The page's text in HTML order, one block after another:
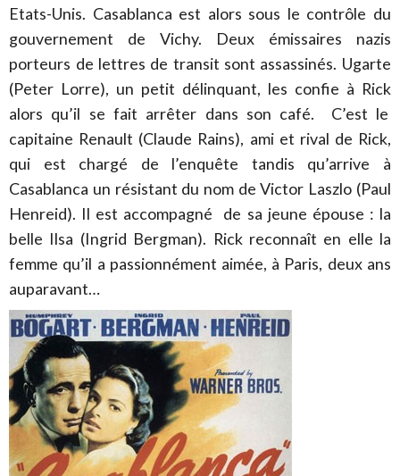
Etats-Unis. Casablanca est alors sous le contrôle du
gouvernement de Vichy. Deux émissaires nazis
porteurs de lettres de transit sont assassinés. Ugarte
(Peter Lorre), un petit délinquant, les confie à Rick
alors qu’il se fait arrêter dans son café. C’est le
capitaine Renault (Claude Rains), ami et rival de Rick,
qui est chargé de l’enquête tandis qu’arrive à
Casablanca un résistant du nom de Victor Laszlo (Paul
Henreid). Il est accompagné de sa jeune épouse : la
belle Ilsa (Ingrid Bergman). Rick reconnaît en elle la
femme qu’il a passionnément aimée, à Paris, deux ans
auparavant…